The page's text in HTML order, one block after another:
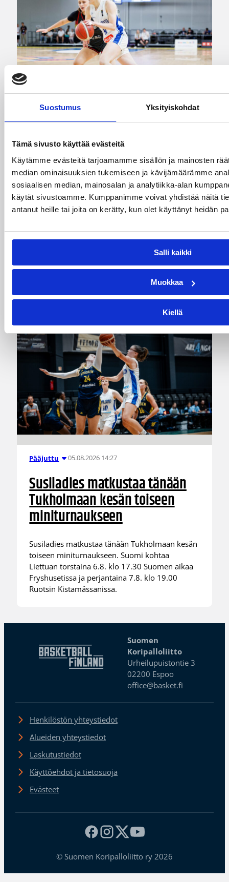
Suostumus Yksityiskohdat
Tämä sivusto käyttää evästeitä
Käytämme evästeitä tarjoamamme sisällön ja mainosten
median ominaisuuksien tukemiseen ja kävijämäärämme
sosiaalisen median, mainosalan ja analytiikka-alan
käytät sivustoamme. Kumppanimme voivat yhdistää näitä
antanut heille tai joita on kerätty, kun olet käyttänyt heidän
Salli kaikki
Muokkaa
Kiellä
Suomen 18-vuotiaat tytöt
päihittivät Saksan ja etenivät
EM-kisojen kahdeksan parhaan
joukkoon
Suomen 18-vuotiaat tytöt voittivat Saksan EM-
kisojen neljännesvälierässä vakuuttavasti 73–56
joukkoon.
Pääjuttu 05.08.2026 14:27
Susiladies matkustaa tänään
Tukholmaan kesän toiseen
miniturnaukseen
Susiladies matkustaa tänään Tukholmaan kesän
toiseen miniturnaukseen. Suomi kohtaa
Liettuan torstaina 6.8. klo 17.30 Suomen aikaa
Fryshusetissa ja perjantaina 7.8. klo 19.00
Ruotsin Kistamässanissa.
Suomen
Koripalloliitto
Urheilupuistontie 3
02200 Espoo
office@basket.fi
Henkilöstön yhteystiedot
Alueiden yhteystiedot
Laskutustiedot
Käyttöehdot ja tietosuoja
Evästeet
© Suomen Koripalloliitto ry 2026